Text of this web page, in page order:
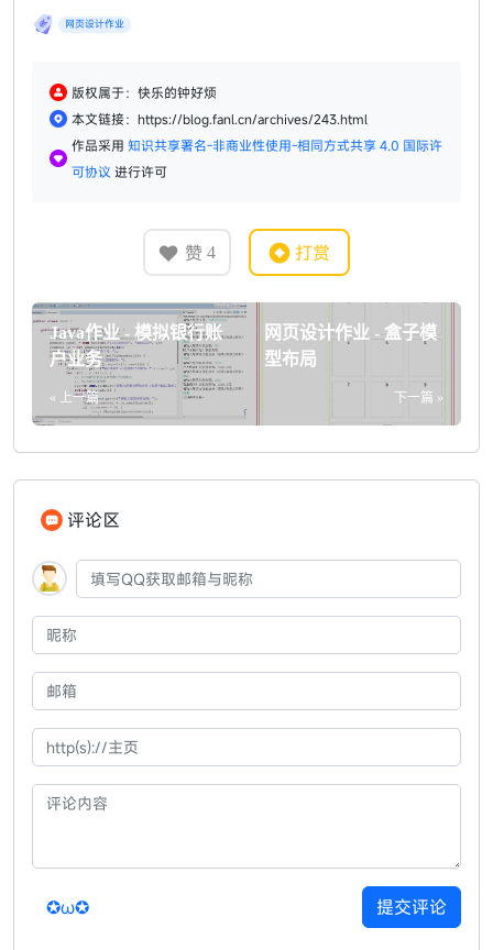
网页设计作业
版权属于：快乐的钟好烦
本文链接：https://blog.fanl.cn/archives/243.html
作品采用 知识共享署名-非商业性使用-相同方式共享 4.0 国际许
可协议 进行许可
赞 4 打赏
Java作业 - 模拟银行账
户业务
« 上一篇
网页设计作业 - 盒子模
型布局
下一篇 »
评论区
✪ω✪ 提交评论